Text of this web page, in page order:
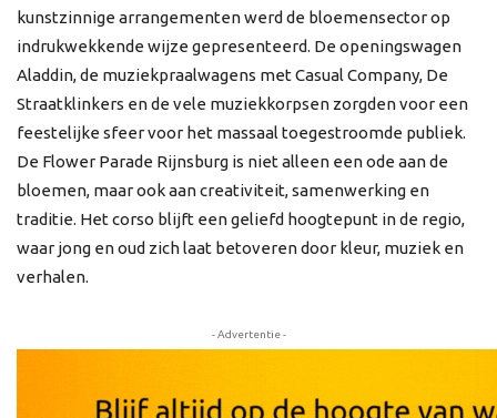
kunstzinnige arrangementen werd de bloemensector op
indrukwekkende wijze gepresenteerd. De openingswagen
Aladdin, de muziekpraalwagens met Casual Company, De
Straatklinkers en de vele muziekkorpsen zorgden voor een
feestelijke sfeer voor het massaal toegestroomde publiek.
De Flower Parade Rijnsburg is niet alleen een ode aan de
bloemen, maar ook aan creativiteit, samenwerking en
traditie. Het corso blijft een geliefd hoogtepunt in de regio,
waar jong en oud zich laat betoveren door kleur, muziek en
verhalen.
- Advertentie -